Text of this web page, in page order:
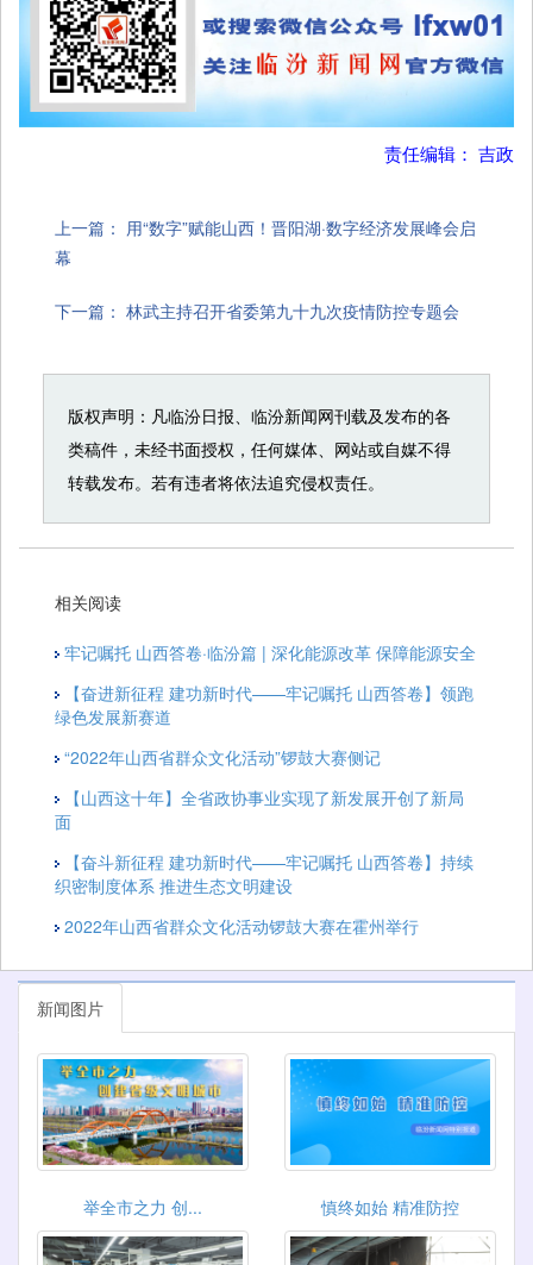
责任编辑： 吉政
上一篇： 用“数字”赋能山西！晋阳湖·数字经济发展峰会启
幕
下一篇： 林武主持召开省委第九十九次疫情防控专题会
版权声明：凡临汾日报、临汾新闻网刊载及发布的各
类稿件，未经书面授权，任何媒体、网站或自媒不得
转载发布。若有违者将依法追究侵权责任。
相关阅读
牢记嘱托 山西答卷·临汾篇 | 深化能源改革 保障能源安全
【奋进新征程 建功新时代——牢记嘱托 山西答卷】领跑
绿色发展新赛道
“2022年山西省群众文化活动”锣鼓大赛侧记
【山西这十年】全省政协事业实现了新发展开创了新局
面
【奋斗新征程 建功新时代——牢记嘱托 山西答卷】持续
织密制度体系 推进生态文明建设
2022年山西省群众文化活动锣鼓大赛在霍州举行
新闻图片
举全市之力 创... 慎终如始 精准防控